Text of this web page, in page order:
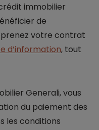
immobilier
de
votre contrat
d’information, tout
Generali, vous
du paiement des
les conditions